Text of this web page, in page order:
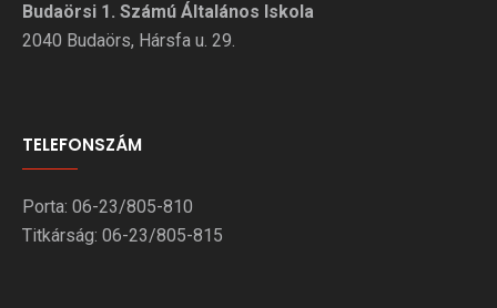
Budaörsi 1. Számú Általános Iskola
2040 Budaörs, Hársfa u. 29.
TELEFONSZÁM
Porta: 06-23/805-810
Titkárság: 06-23/805-815